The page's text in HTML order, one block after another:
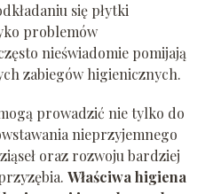
się płytki
problemów
nieświadomie pomijają
zabiegów higienicznych.
prowadzić nie tylko do
nieprzyjemnego
oraz rozwoju bardziej
Właściwa higiena